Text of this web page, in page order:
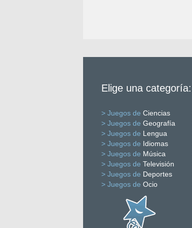
Elige una categoría:
> Juegos de Ciencias
> Juegos de Geografía
> Juegos de Lengua
> Juegos de Idiomas
> Juegos de Música
> Juegos de Televisión
> Juegos de Deportes
> Juegos de Ocio